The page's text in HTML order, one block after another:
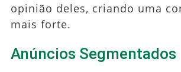
opinião deles, criando uma
mais forte.
Anúncios Segmentados